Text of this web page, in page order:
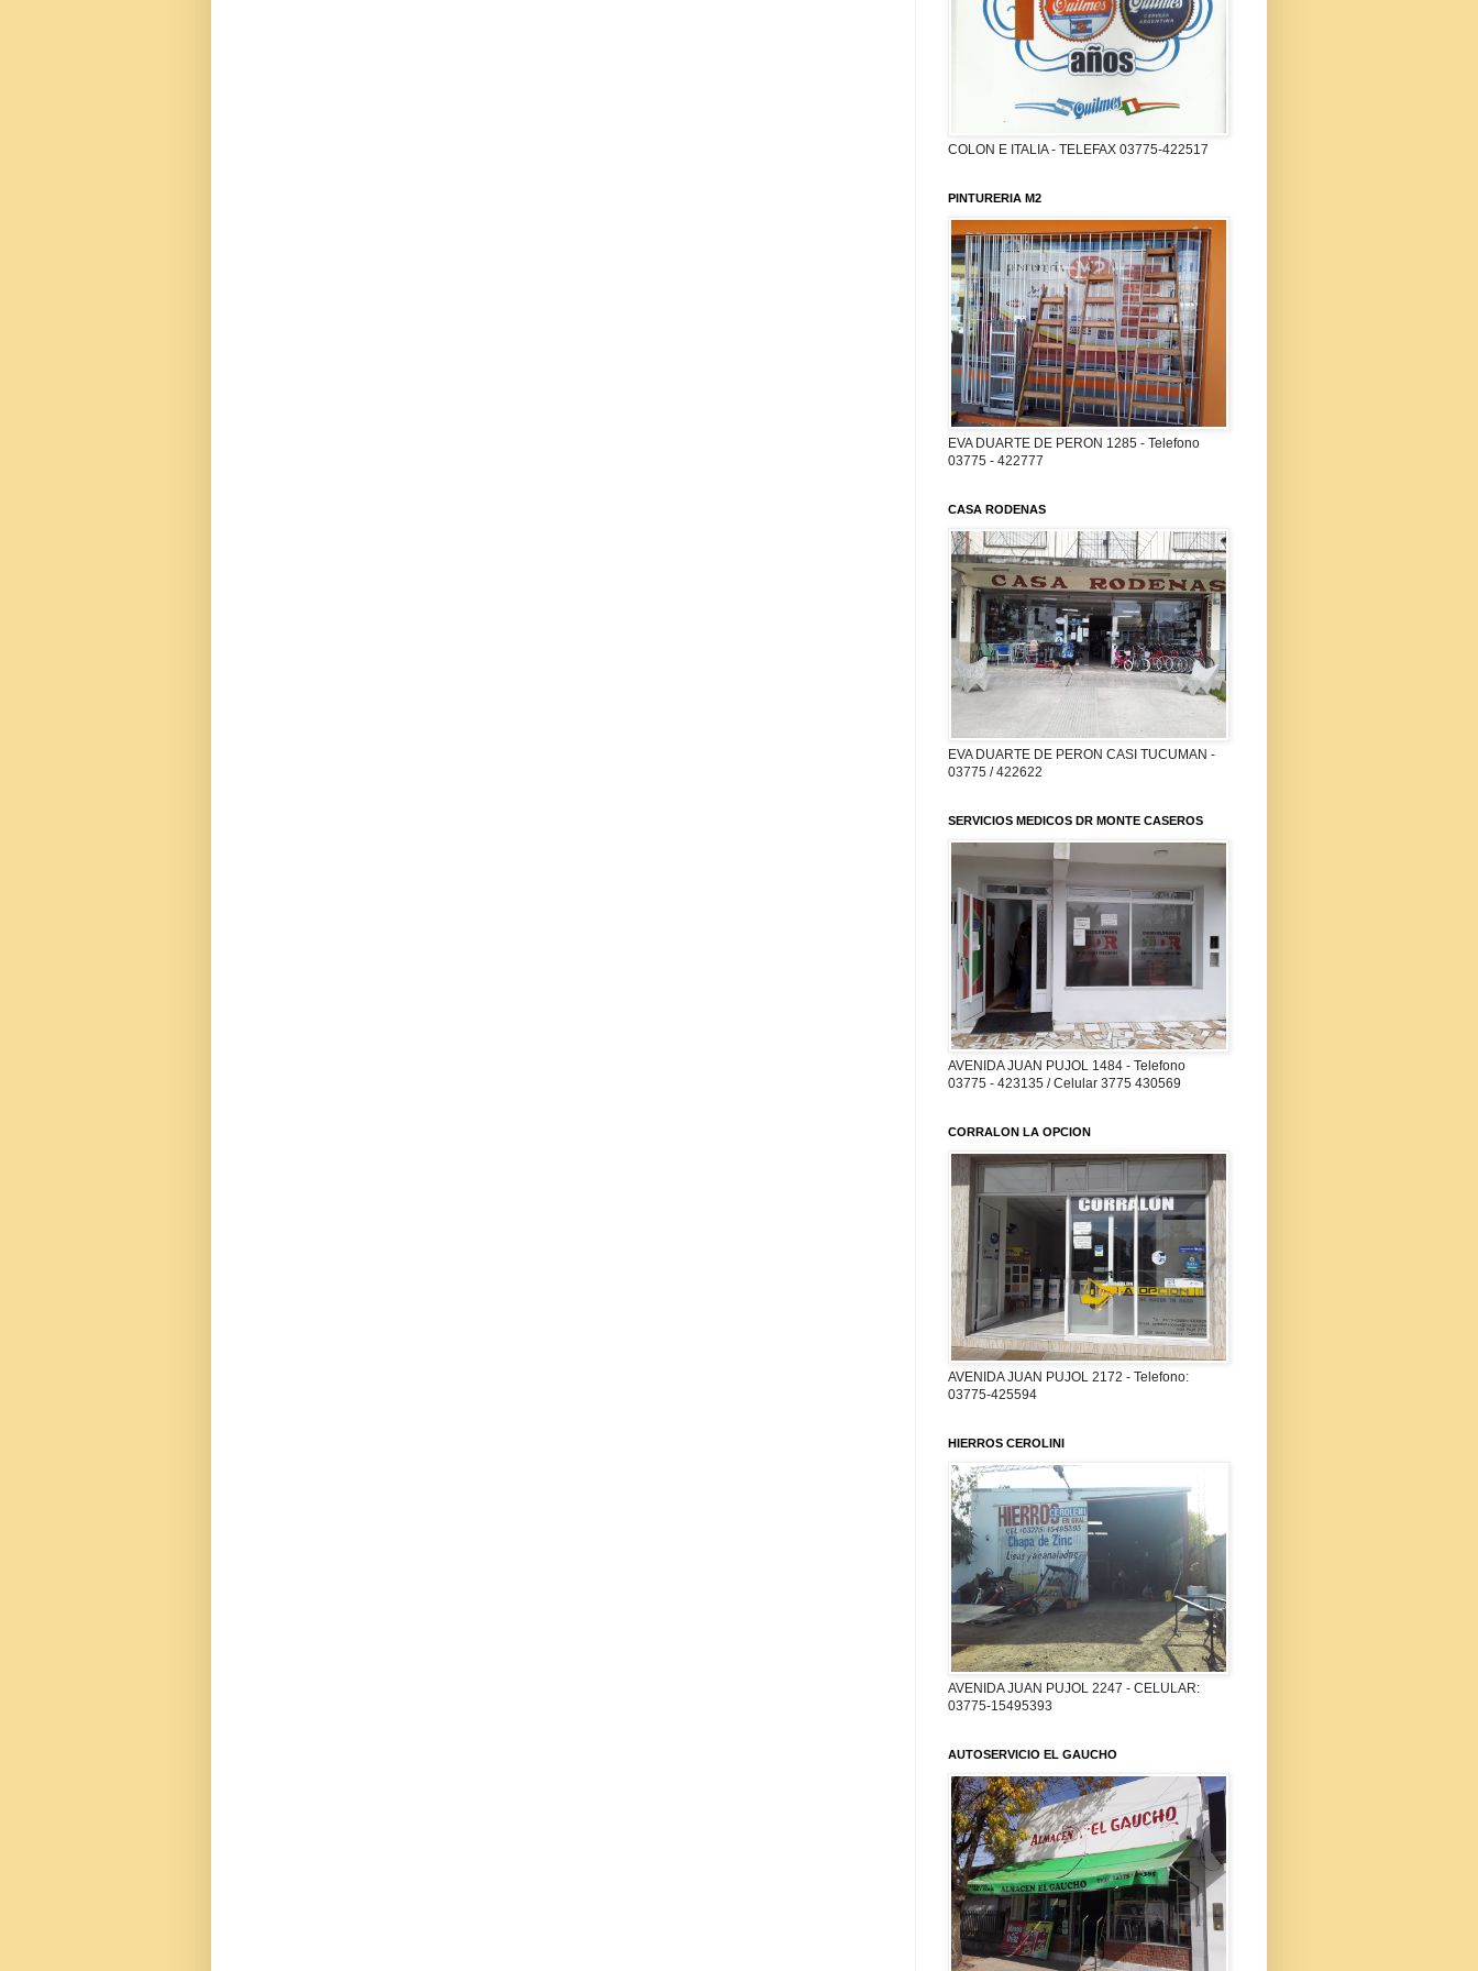
COLON E ITALIA - TELEFAX 03775-422517
PINTURERIA M2
EVA DUARTE DE PERON 1285 - Telefono
03775 - 422777
CASA RODENAS
EVA DUARTE DE PERON CASI TUCUMAN -
03775 / 422622
SERVICIOS MEDICOS DR MONTE CASEROS
AVENIDA JUAN PUJOL 1484 - Telefono
03775 - 423135 / Celular 3775 430569
CORRALON LA OPCION
AVENIDA JUAN PUJOL 2172 - Telefono:
03775-425594
HIERROS CEROLINI
AVENIDA JUAN PUJOL 2247 - CELULAR:
03775-15495393
AUTOSERVICIO EL GAUCHO